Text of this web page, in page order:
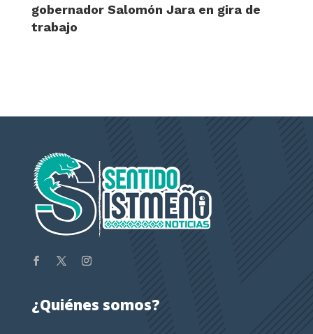
gobernador Salomón Jara en gira de
trabajo
¿Quiénes somos?